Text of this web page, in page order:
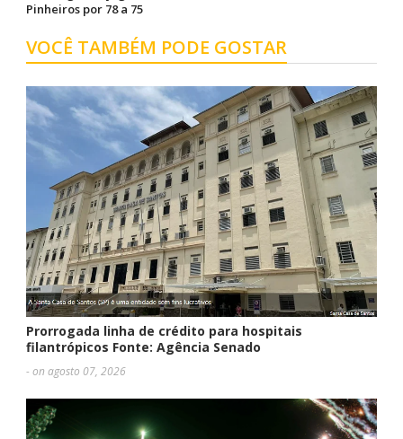
Pinheiros por 78 a 75
VOCÊ TAMBÉM PODE GOSTAR
Prorrogada linha de crédito para hospitais
filantrópicos Fonte: Agência Senado
- on agosto 07, 2026